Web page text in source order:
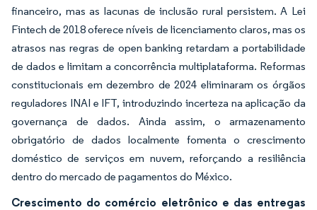
financeiro, mas as lacunas de inclusão rural persistem. A Lei
Fintech de 2018 oferece níveis de licenciamento claros, mas os
atrasos nas regras de open banking retardam a portabilidade
de dados e limitam a concorrência multiplataforma. Reformas
constitucionais em dezembro de 2024 eliminaram os órgãos
reguladores INAI e IFT, introduzindo incerteza na aplicação da
governança de dados. Ainda assim, o armazenamento
obrigatório de dados localmente fomenta o crescimento
doméstico de serviços em nuvem, reforçando a resiliência
dentro do mercado de pagamentos do México.
Crescimento do comércio eletrônico e das entregas